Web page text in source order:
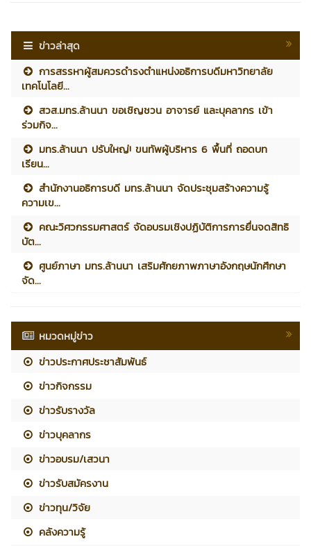
ข่าวล่าสุด
การสรรหาผู้สมควรดำรงตำแหน่งอธิการบดีมหาวิทยาลัย
เทคโนโลยี...
สวส.มทร.ล้านนา ขอเชิญชวน อาจารย์ และบุคลากร เข้า
ร่วมกิจ...
มทร.ล้านนา ปรับใหญ่! ขนทัพผู้บริหาร 6 พื้นที่ ถอดบท
เรียน...
สำนักงานอธิการบดี มทร.ล้านนา จัดประชุมสร้างความรู้
ความเข...
คณะวิศวกรรมศาสตร์ จัดอบรมเชิงปฏิบัติการการยื่นจดสิทธิ
บัต...
ศูนย์ภาษา มทร.ล้านนา เสริมศักยภาพภาษาอังกฤษนักศึกษา
จัด...
หมวดหมู่ข่าว
ข่าวประกาศประชาสัมพันธ์
ข่าวกิจกรรม
ข่าวรับรางวัล
ข่าวบุคลากร
ข่าวอบรม/เสวนา
ข่าวรับสมัครงาน
ข่าวทุน/วิจัย
คลังความรู้